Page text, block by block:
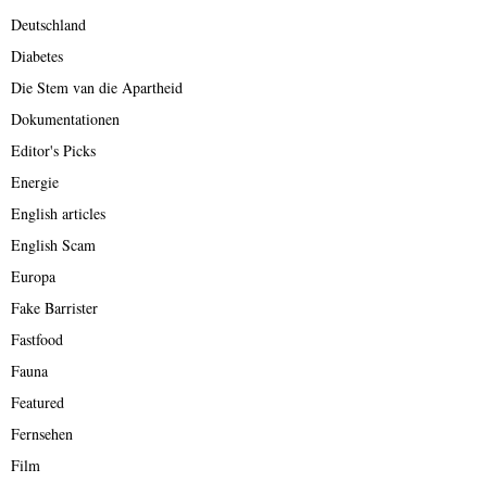
Deutschland
Diabetes
Die Stem van die Apartheid
Dokumentationen
Editor's Picks
Energie
English articles
English Scam
Europa
Fake Barrister
Fastfood
Fauna
Featured
Fernsehen
Film